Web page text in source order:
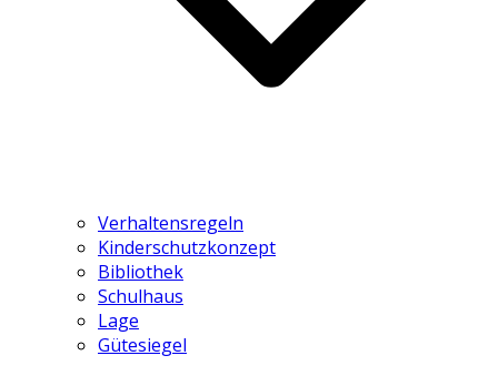
Verhaltensregeln
Kinderschutzkonzept
Bibliothek
Schulhaus
Lage
Gütesiegel